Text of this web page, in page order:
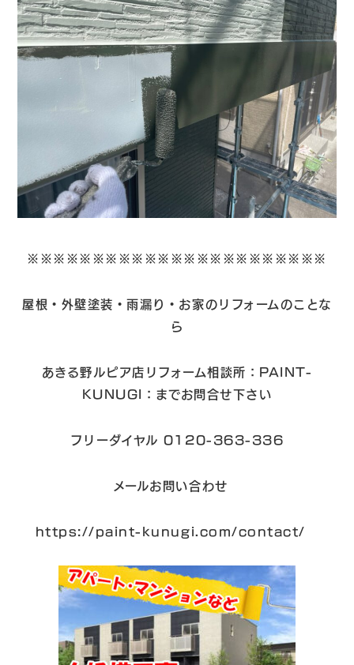
※※※※※※※※※※※※※※※※※※※※※※※
屋根・外壁塗装・雨漏り・お家のリフォームのことな
ら
あきる野ルピア店リフォーム相談所：PAINT-
KUNUGI：までお問合せ下さい
フリーダイヤル 0120-363-336
メールお問い合わせ
https://paint-kunugi.com/contact/